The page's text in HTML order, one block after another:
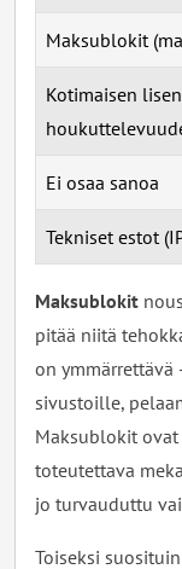
Maksublokit
Kotimaisen
Ei osaa sanoa
Tekniset estot
Maksublokit
pitää niitä
on
sivustoille,
Maksublokit
toteutettava
jo turvauduttu
Toiseksi